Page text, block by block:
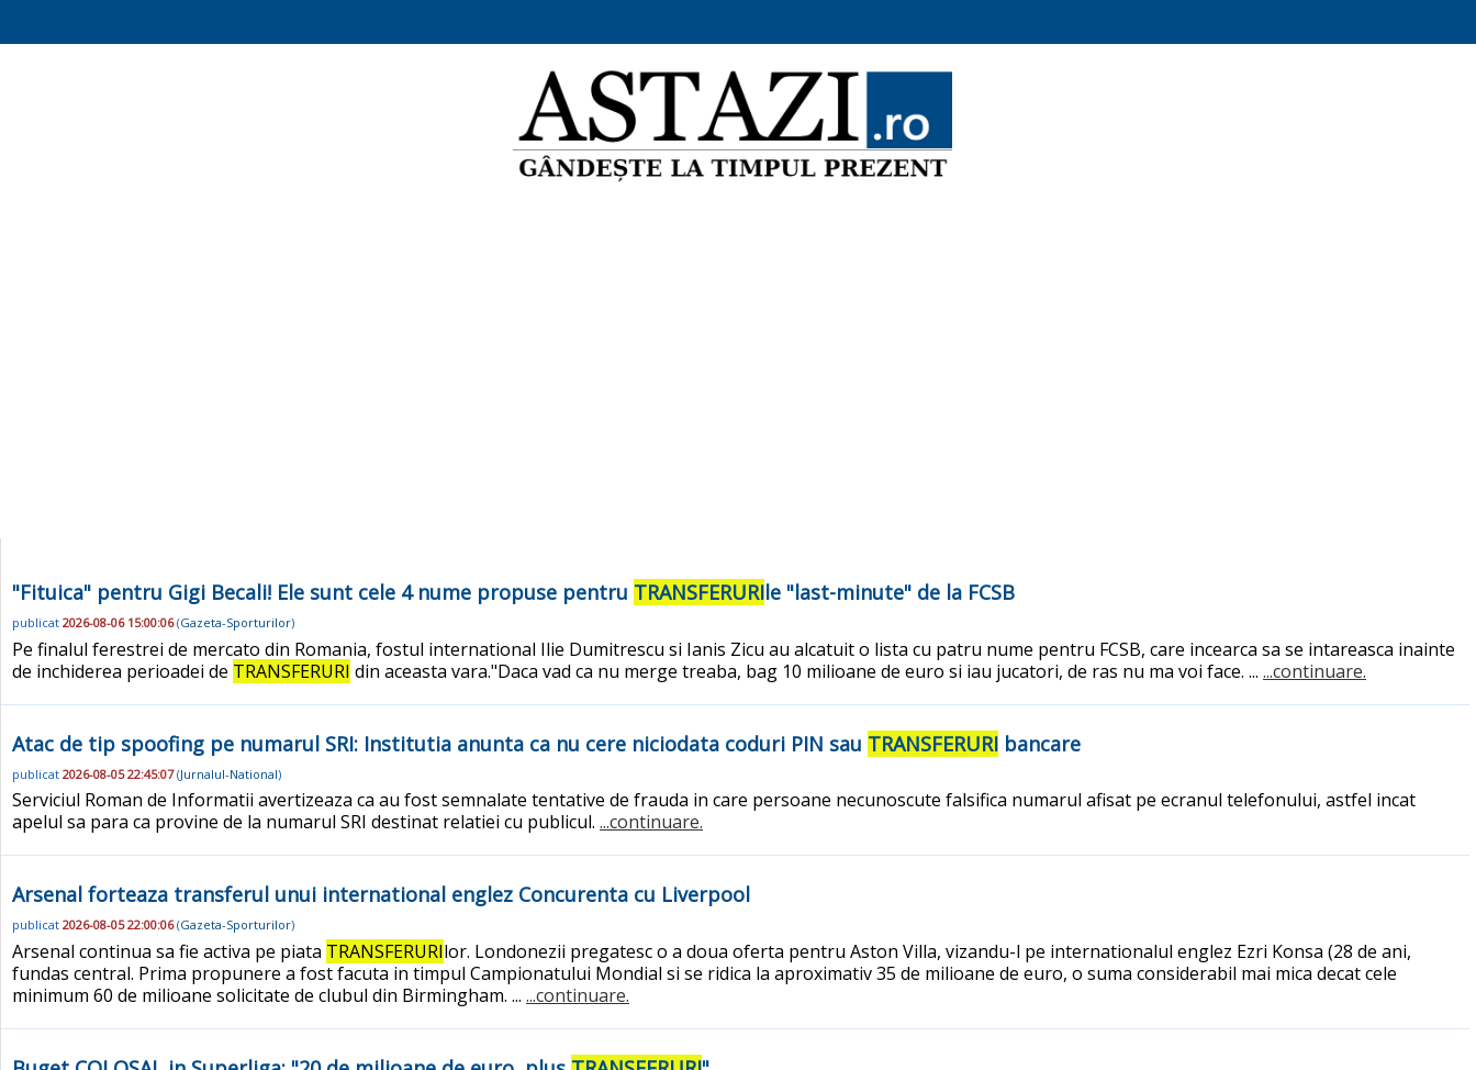
"Fituica" pentru Gigi Becali! Ele sunt cele 4 nume propuse pentru TRANSFERURIle "last-minute" de la FCSB
publicat 2026-08-06 15:00:06(Gazeta-Sporturilor)
Pe finalul ferestrei de mercato din Romania, fostul international Ilie Dumitrescu si Ianis Zicu au alcatuit o lista cu patru nume pentru FCSB, care incearca sa se intareasca inainte
de inchiderea perioadei de TRANSFERURI din aceasta vara."Daca vad ca nu merge treaba, bag 10 milioane de euro si iau jucatori, de ras nu ma voi face. ... ...continuare.
Atac de tip spoofing pe numarul SRI: Institutia anunta ca nu cere niciodata coduri PIN sau TRANSFERURI bancare
publicat 2026-08-05 22:45:07(Jurnalul-National)
Serviciul Roman de Informatii avertizeaza ca au fost semnalate tentative de frauda in care persoane necunoscute falsifica numarul afisat pe ecranul telefonului, astfel incat
apelul sa para ca provine de la numarul SRI destinat relatiei cu publicul. ...continuare.
Arsenal forteaza transferul unui international englez Concurenta cu Liverpool
publicat 2026-08-05 22:00:06(Gazeta-Sporturilor)
Arsenal continua sa fie activa pe piata TRANSFERURIlor. Londonezii pregatesc o a doua oferta pentru Aston Villa, vizandu-l pe internationalul englez Ezri Konsa (28 de ani,
fundas central. Prima propunere a fost facuta in timpul Campionatului Mondial si se ridica la aproximativ 35 de milioane de euro, o suma considerabil mai mica decat cele
minimum 60 de milioane solicitate de clubul din Birmingham. ... ...continuare.